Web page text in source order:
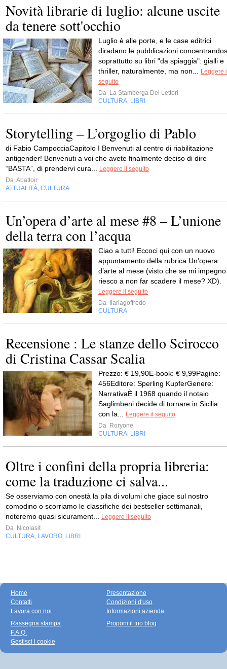
Novità librarie di luglio: alcune uscite
da tenere sott'occhio
Luglio è alle porte, e le case editrici
diradano le pubblicazioni
soprattutto su libri "da spiaggia": gialli e
thriller, naturalmente, ma non... Leggere
seguito
Da La Stamberga Dei Lettori
CULTURA, LIBRI
Storytelling – L’orgoglio di Pablo
di Fabio CampocciaCapitolo I Benvenuti al centro di riabilitazione
antigender! Benvenuti a voi che avete finalmente deciso di dire
“BASTA”, di prendervi cura... Leggere il seguito
Da Abattoir
ATTUALITÀ, CULTURA
Un’opera d’arte al mese #8 – L’unione
della terra con l’acqua
Ciao a tutti! Eccoci qui con un nuovo
appuntamento della rubrica Un’opera
d’arte al mese (visto che se mi impegno
riesco a non far scadere il mese? XD).
Leggere il seguito
Da
Ilariagoffredo
CULTURA
Recensione : Le stanze dello Scirocco
di Cristina Cassar Scalia
Prezzo: € 19,90E-book: € 9,99Pagine:
456Editore: Sperling KupferGenere:
NarrativaÈ il 1968 quando il notaio
Saglimbeni decide di tornare in Sicilia
con la... Leggere il seguito
Da Roryone
CULTURA, LIBRI
Oltre i confini della propria libreria:
come la traduzione ci salva...
Se osserviamo con onestà la pila di volumi che giace sul nostro
comodino o scorriamo le classifiche dei bestseller settimanali,
noteremo quasi sicurament... Leggere il seguito
Da Nicolasit
CULTURA, LAVORO, LIBRI
Home
Contatti
Lavora con noi
Presentazione
Condizioni d'uso
Informazioni azienda
Rassegna stampa
F.A.Q.
Gestisci i cookie
Proponi il tuo blog